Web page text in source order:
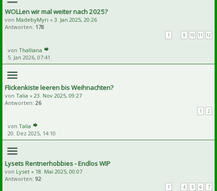
WOLLen wir mal weiter nach 2025?
von MadebyMyri « 3. Jan 2025, 20:26
Antworten: 178
1 9 10 11 12
von Thalliana
5. Jan 2026, 07:41
Flickenkiste leeren bis Weihnachten?
von Talia « 23. Nov 2025, 09:27
Antworten: 26
1 2
von Talia
20. Dez 2025, 14:10
Lysets Rentnerhobbies - Endlos WIP
von Lyset « 18. Mai 2025, 00:07
Antworten: 92
1 4 5 6 7